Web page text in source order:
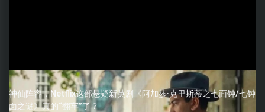
神仙阵容，Netflix这部悬疑新英剧《阿加莎·克里斯蒂之七面钟/七钟
面之谜》真的“翻车”了？